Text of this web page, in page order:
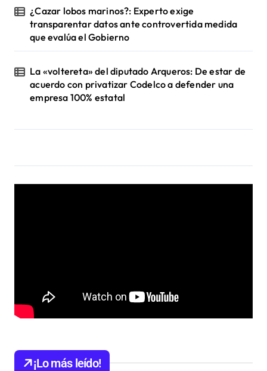
¿Cazar lobos marinos?: Experto exige
transparentar datos ante controvertida medida
que evalúa el Gobierno
La «voltereta» del diputado Arqueros: De estar de
acuerdo con privatizar Codelco a defender una
empresa 100% estatal
¡Lo más leído!